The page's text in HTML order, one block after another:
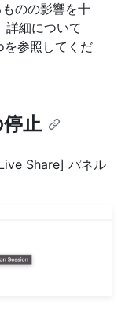
のの影響を十
詳細について
参照してくだ
止
Share] パネル